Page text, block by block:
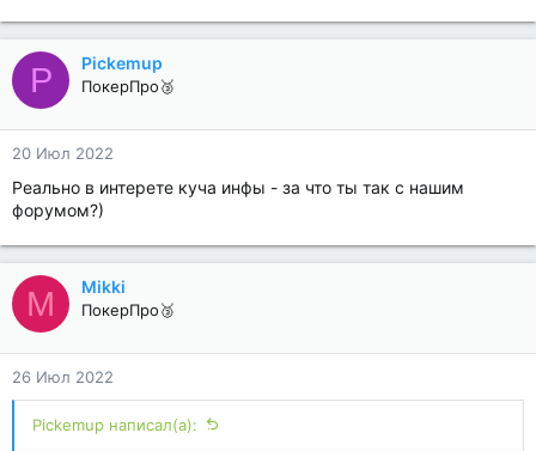
P Pickemup
ПокерПро🥉
20 Июл 2022
Реально в интерете куча инфы - за что ты так с нашим
форумом?)
M Mikki
ПокерПро🥉
26 Июл 2022
Pickemup написал(а):